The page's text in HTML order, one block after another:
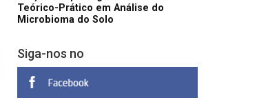
Teórico-Prático em Análise do
Microbioma do Solo
Siga-nos no